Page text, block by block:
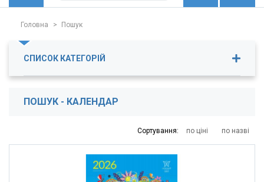
Головна > Пошук
СПИСОК КАТЕГОРІЙ
Господарчі товари, побутова хімія, посуд
Офісні інструменти
ПОШУК - КАЛЕНДАР
Сортування: по ціні по назві